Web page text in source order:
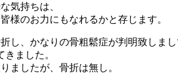
気持ちは、
様のお力にもなれるかと存じます。
し、かなりの骨粗鬆症が判明致しまし
ました。
ましたが、骨折は無し。